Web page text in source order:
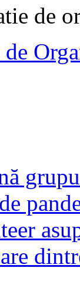
de